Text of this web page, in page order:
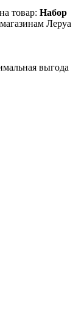
товар: Набор
Леруа
выгода